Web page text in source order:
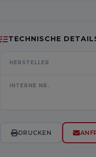
TECHNISCHE
HERSTELLER
INTERNE NR.
DRUCKEN